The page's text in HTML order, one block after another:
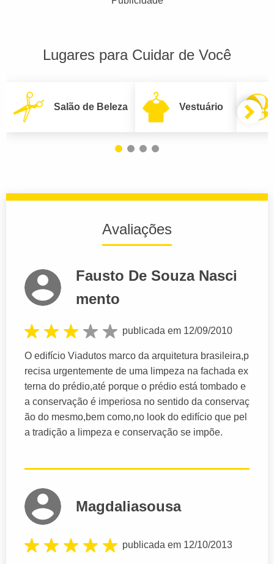
Lugares para Cuidar de Você
Salão de Beleza Vestuário
Avaliações
Fausto De Souza Nasci
mento
publicada em 12/09/2010
O edifício Viadutos marco da arquitetura brasileira,p
recisa urgentemente de uma limpeza na fachada ex
terna do prédio,até porque o prédio está tombado e
a conservação é imperiosa no sentido da conservaç
ão do mesmo,bem como,no look do edifício que pel
a tradição a limpeza e conservação se impõe.
Magdaliasousa
publicada em 12/10/2013